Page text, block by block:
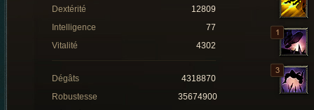
Dextérité
12809
Intelligence
77
Vitalité
4302
Dégâts
4318870
Robustesse
35674900